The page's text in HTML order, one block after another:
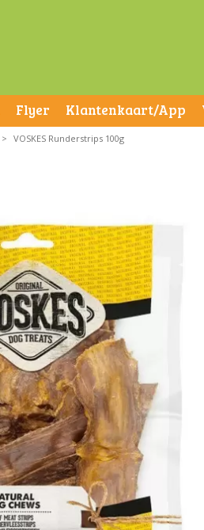
Flyer Klantenkaart/App
> VOSKES Runderstrips 100g